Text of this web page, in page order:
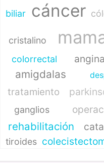
biliar cáncer
cristalino
colorrectal
amigdalas
tratamiento
ganglios
rehabilitación
tiroides